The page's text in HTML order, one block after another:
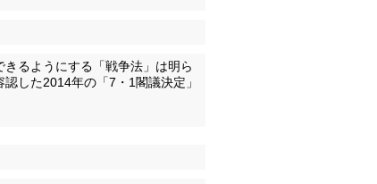
るようにする「戦争法」は明ら
した2014年の「7・1閣議決定」